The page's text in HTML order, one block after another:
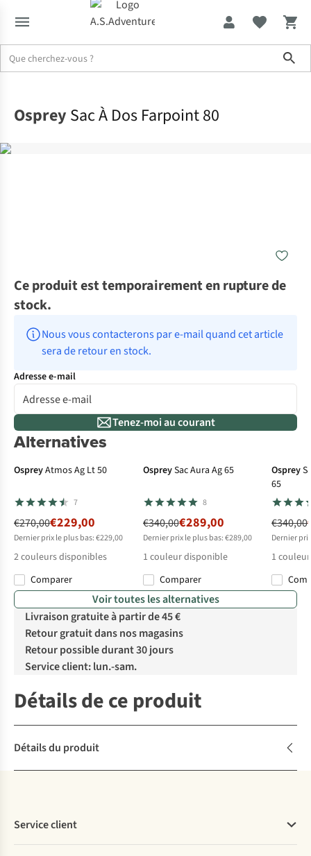
Osprey Sac À Dos Farpoint 80
Ce produit est temporairement en rupture de
stock.
Nous vous contacterons par e-mail quand cet article
sera de retour en stock.
Adresse e-mail
Tenez-moi au courant
Alternatives
OspreyAtmos Ag Lt 50
7
€270,00€229,00
Dernier prix le plus bas: €229,00
2couleurs disponibles
%
%
Comparer
OspreySac Aura Ag 65
8
€340,00€289,00
Dernier prix le plus bas: €289,00
1 couleur disponible
Comparer
Osprey
65
€340,00
Dernier
1
Voir toutes les alternatives
Livraison gratuite à partir de 45 €
Retour gratuit dans nos magasins
Retour possible durant 30 jours
Service client: lun.-sam.
Détails de ce produit
Détails du produit
Service client